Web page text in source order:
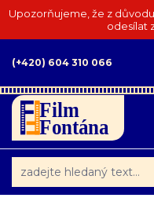
Upozorňujeme, že z
odesílat
(+420) 604 310 066